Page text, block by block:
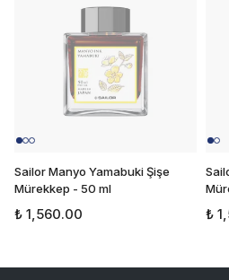
Sailor Manyo Yamabuki Şişe
Mürekkep - 50 ml
₺ 1,560.00 ₺